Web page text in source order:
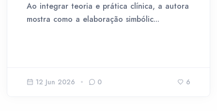
Ao integrar teoria e prática clínica, a autora
mostra como a elaboração simbólic...
12 Jun 2026 0 6